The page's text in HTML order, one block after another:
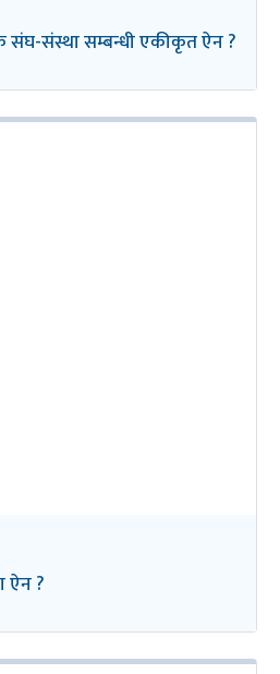
संघ-संस्था सम्बन्धी एकीकृत ऐन ?
ऐन ?